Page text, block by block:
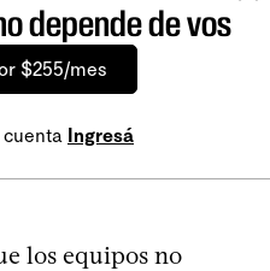
depende de vos
$255/mes
Ingresá
los equipos no